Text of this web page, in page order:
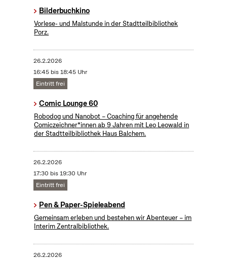
Bilderbuchkino
Vorlese- und Malstunde in der Stadtteilbibliothek
Porz.
26.2.2026
16:45 bis 18:45 Uhr
Eintritt frei
Comic Lounge 60
Robodog und Nanobot – Coaching für angehende
Comiczeichner*innen ab 9 Jahren mit Leo Leowald in
der Stadtteilbibliothek Haus Balchem.
26.2.2026
17:30 bis 19:30 Uhr
Eintritt frei
Pen & Paper-Spieleabend
Gemeinsam erleben und bestehen wir Abenteuer – im
Interim Zentralbibliothek.
26.2.2026